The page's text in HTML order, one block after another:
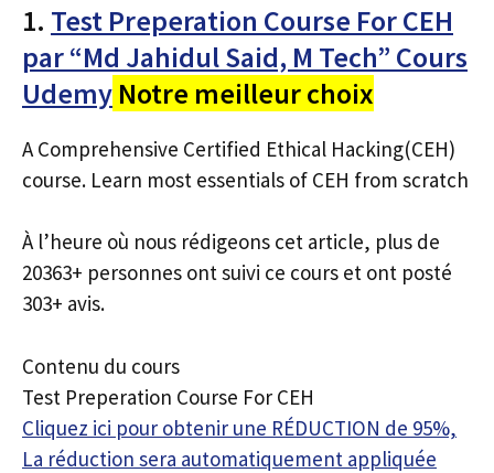
1. Test Preperation Course For CEH
par “Md Jahidul Said, M Tech” Cours
Udemy Notre meilleur choix
A Comprehensive Certified Ethical Hacking(CEH)
course. Learn most essentials of CEH from scratch
À l’heure où nous rédigeons cet article, plus de
20363+ personnes ont suivi ce cours et ont posté
303+ avis.
Contenu du cours
Test Preperation Course For CEH
Cliquez ici pour obtenir une RÉDUCTION de 95%,
La réduction sera automatiquement appliquée